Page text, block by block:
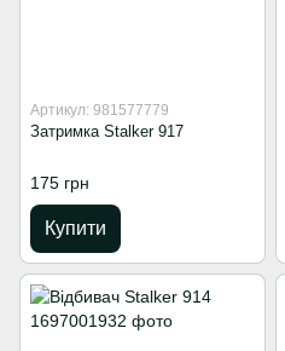
Артикул: 981577779
Затримка Stalker 917
175 грн
Купити